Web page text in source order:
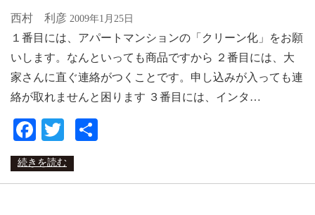
西村 利彦 2009年1月25日
１番目には、アパートマンションの「クリーン化」をお願
いします。なんといっても商品ですから ２番目には、大
家さんに直ぐ連絡がつくことです。申し込みが入っても連
絡が取れませんと困ります ３番目には、インタ…
Facebook
Twitter
続きを読む